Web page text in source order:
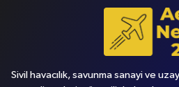
Sivil havacılık, savunma sanayi ve